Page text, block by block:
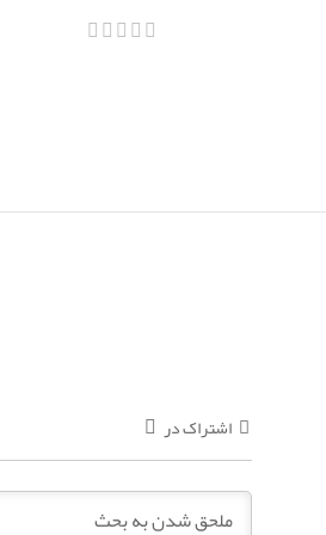
مدل ها
اشتراک در